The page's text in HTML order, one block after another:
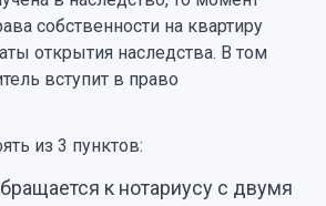
собственности на квартиру
открытия наследства. В том
вступит в право
из 3 пунктов:
к нотариусу с двумя